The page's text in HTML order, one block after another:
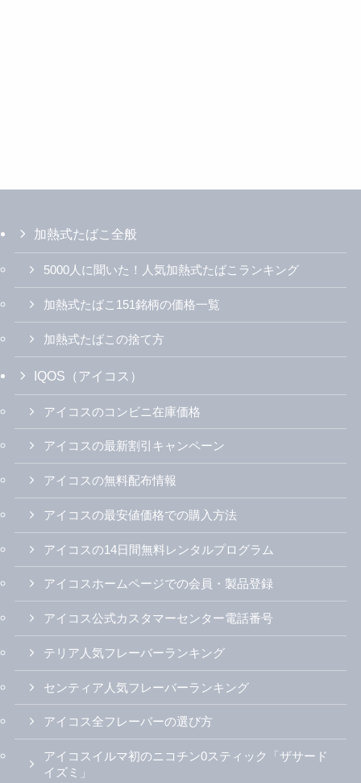
加熱式たばこ全般
5000人に聞いた！人気加熱式たばこランキング
加熱式たばこ151銘柄の価格一覧
加熱式たばこの捨て方
IQOS（アイコス）
アイコスのコンビニ在庫価格
アイコスの最新割引キャンペーン
アイコスの無料配布情報
アイコスの最安値価格での購入方法
アイコスの14日間無料レンタルプログラム
アイコスホームページでの会員・製品登録
アイコス公式カスタマーセンター電話番号
テリア人気フレーバーランキング
センティア人気フレーバーランキング
アイコス全フレーバーの選び方
アイコスイルマ初のニコチン0スティック「ザサード
イズミ」